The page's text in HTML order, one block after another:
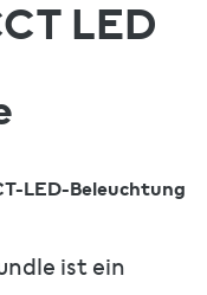
LED
LED-Beleuchtung
ist ein